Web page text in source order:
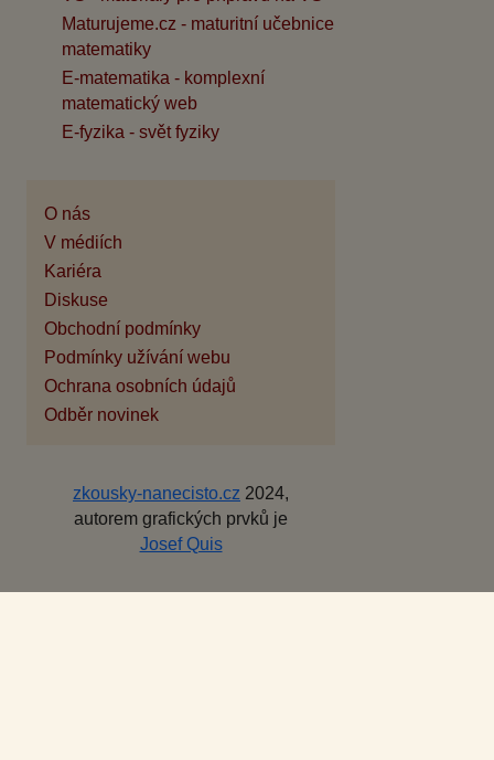
Maturujeme.cz - maturitní učebnice
matematiky
E-matematika - komplexní
matematický web
E-fyzika - svět fyziky
O nás
V médiích
Kariéra
Diskuse
Obchodní podmínky
Podmínky užívání webu
Ochrana osobních údajů
Odběr novinek
zkousky-nanecisto.cz 2024,
autorem grafických prvků je
Josef Quis